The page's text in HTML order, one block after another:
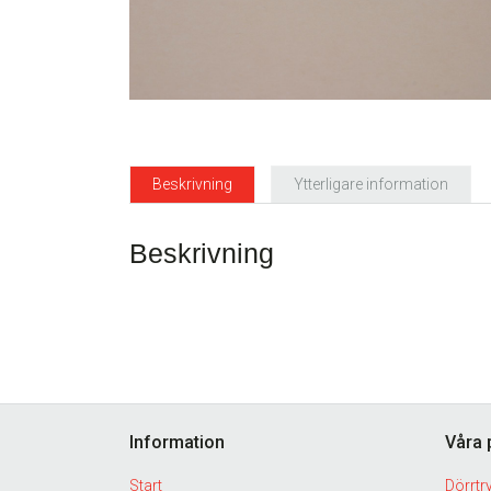
Beskrivning Ytterligare information
Beskrivning
Information
Start
Våra